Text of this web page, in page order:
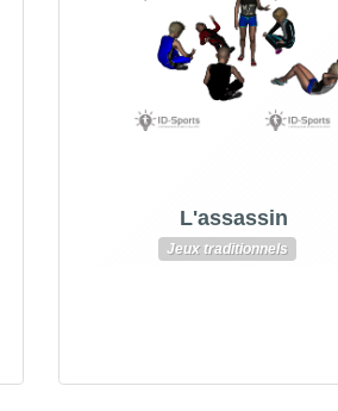
L'assassin
Jeux traditionnels